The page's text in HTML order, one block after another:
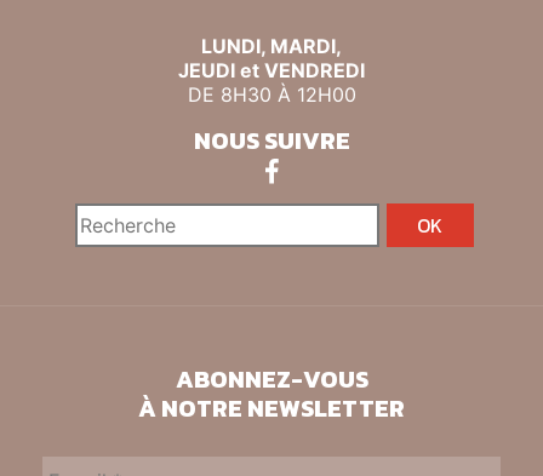
LUNDI, MARDI,
JEUDI et VENDREDI
DE 8H30 À 12H00
NOUS SUIVRE
ABONNEZ-VOUS
À NOTRE NEWSLETTER